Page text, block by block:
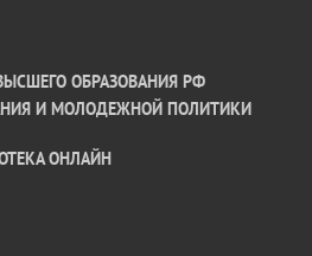
ОБРАЗОВАНИЯ РФ
И МОЛОДЕЖНОЙ ПОЛИТИКИ
ОНЛАЙН